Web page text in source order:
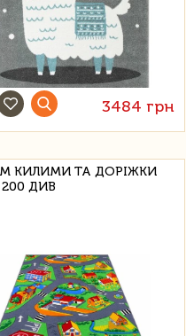
3484 грн
КИЛИМИ ТА ДОРІЖКИ
ДИВ